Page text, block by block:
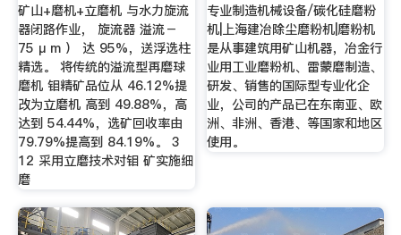
矿山+磨机+立磨机 与水力旋流
器闭路作业， 旋流器 溢流－
75 μ m ） 达 95%，送浮选柱
精选。 将传统的溢流型再磨球
磨机 钼精矿品位从 46.12%提
改为立磨机 高到 49.88%，高
达到 54.44%，选矿回收率由
79.79%提高到 84.19%。 3
12 采用立磨技术对钼 矿实施细
磨
专业制造机械设备/碳化硅磨粉
机|上海建冶除尘磨粉机|磨粉机
是从事建筑用矿山机器，冶金行
业用工业磨粉机、雷蒙磨制造、
研发、销售的国际型专业化企
业，公司的产品已在东南亚、欧
洲、非洲、香港、等国家和地区
使用。